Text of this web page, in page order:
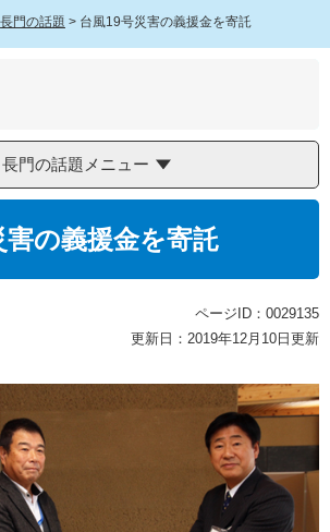
長門の話題 > 台風19号災害の義援金を寄託
長門の話題メニュー
害の義援金を寄託
ページID：0029135
更新日：2019年12月10日更新